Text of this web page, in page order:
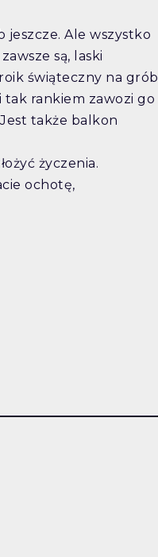
jeszcze. Ale wszystko
są, laski
świąteczny na grób
tak rankiem zawozi go
także balkon
życzenia.
ochotę,